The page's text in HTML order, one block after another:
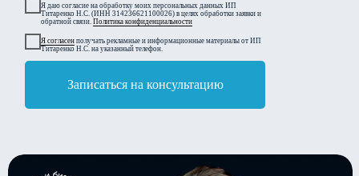
Я даю согласие на обработку моих персональных данных ИП
Титаренко Н.С. (ИНН 314236621100026) в целях обработки заявки и
обратной связи.Политика конфиденциальности
Я согласен получать рекламные и информационные материалы от ИП
Титаренко Н.С. на указанный телефон.
Записаться на консультацию